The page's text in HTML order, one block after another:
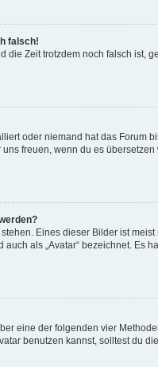
falsch!
Zeit trotzdem noch falsch ist,
oder niemand hat das
freuen, wenn du es
Eines dieser Bilder ist
als „Avatar“ bezeichnet.
eine der folgenden vier
benutzen kannst, solltest du